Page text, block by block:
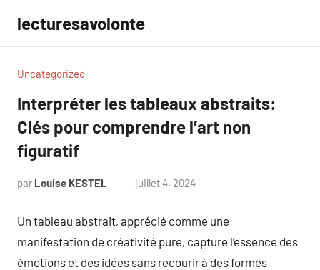
contenu
lecturesavolonte
Uncategorized
Interpréter les tableaux abstraits:
Clés pour comprendre l’art non
figuratif
par Louise KESTEL juillet 4, 2024
Un tableau abstrait, apprécié comme une
manifestation de créativité pure, capture l’essence des
émotions et des idées sans recourir à des formes